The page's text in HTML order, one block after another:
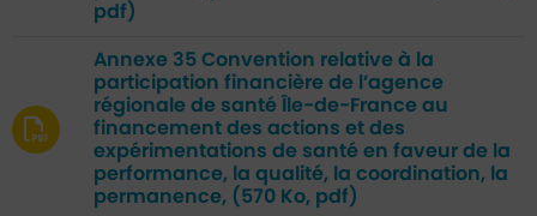
pdf)
Annexe 35 Convention relative à la
participation financière de l’agence
régionale de santé Île-de-France au
financement des actions et des
expérimentations de santé en faveur de la
performance, la qualité, la coordination, la
permanence, (570 Ko, pdf)